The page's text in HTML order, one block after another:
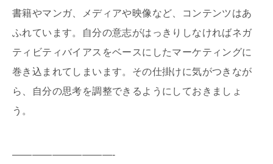
書籍やマンガ、メディアや映像など、コンテンツはあ
ふれています。自分の意志がはっきりしなければネガ
ティビティバイアスをベースにしたマーケティングに
巻き込まれてしまいます。その仕掛けに気がつきなが
ら、自分の思考を調整できるようにしておきましょ
う。
——————————-